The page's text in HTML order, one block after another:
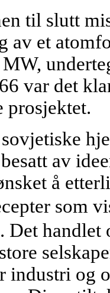
til slutt
av et
var det
prosjektet.
av
å
som
Det
industri og